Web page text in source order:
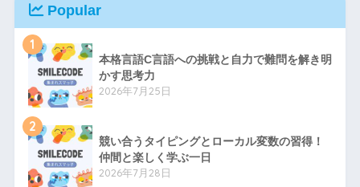
Popular
1
本格言語C言語への挑戦と自力で難問を解き明
かす思考力
2026年7月25日
2
競い合うタイピングとローカル変数の習得！
仲間と楽しく学ぶ一日
2026年7月28日